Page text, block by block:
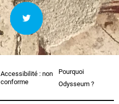
Accessibilité : non
conforme
Pourquoi
Odysseum ?